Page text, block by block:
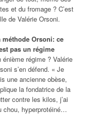
et du fromage ? C’est
de Valérie Orsoni.
méthode Orsoni: ce
pas un régime
énième régime ? Valérie
s’en défend. « Je
une ancienne obèse,
la fondatrice de la
contre les kilos, j’ai
chou, hyperprotéiné…